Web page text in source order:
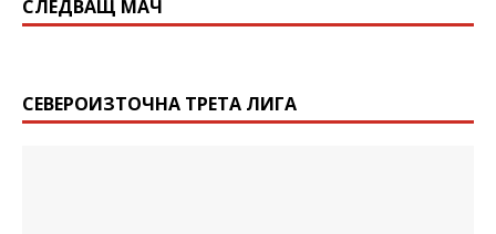
СЛЕДВАЩ МАЧ
СЕВЕРОИЗТОЧНА ТРЕТА ЛИГА